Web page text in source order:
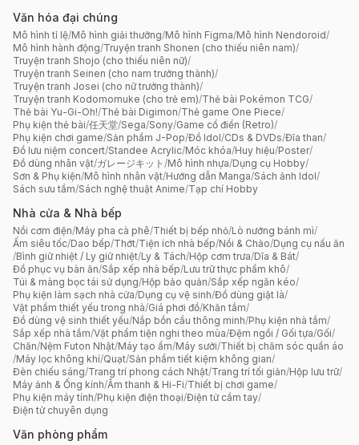
Văn hóa đại chúng
Mô hình tỉ lệ/Mô hình giải thưởng/Mô hình Figma/Mô hình Nendoroid/
Mô hình hành động/Truyện tranh Shonen (cho thiếu niên nam)/
Truyện tranh Shojo (cho thiếu niên nữ)/
Truyện tranh Seinen (cho nam trưởng thành)/
Truyện tranh Josei (cho nữ trưởng thành)/
Truyện tranh Kodomomuke (cho trẻ em)/Thẻ bài Pokémon TCG/
Thẻ bài Yu-Gi-Oh!/Thẻ bài Digimon/Thẻ game One Piece/
Phụ kiện thẻ bài/任天堂/Sega/Sony/Game cổ điển (Retro)/
Phụ kiện chơi game/Sản phẩm J-Pop/Đồ Idol/CDs & DVDs/Đĩa than/
Đồ lưu niệm concert/Standee Acrylic/Móc khóa/Huy hiệu/Poster/
Đồ dùng nhân vật/ガレージキット /Mô hình nhựa/Dụng cụ Hobby/
Sơn & Phụ kiện/Mô hình nhân vật/Hướng dẫn Manga/Sách ảnh Idol/
Sách sưu tầm/Sách nghệ thuật Anime/Tạp chí Hobby
Nhà cửa & Nhà bếp
Nồi cơm điện/Máy pha cà phê/Thiết bị bếp nhỏ/Lò nướng bánh mì/
Ấm siêu tốc/Dao bếp/Thớt/Tiện ích nhà bếp/Nồi & Chảo/Dụng cụ nấu ăn
/Bình giữ nhiệt / Ly giữ nhiệt/Ly & Tách/Hộp cơm trưa/Dĩa & Bát/
Đồ phục vụ bàn ăn/Sắp xếp nhà bếp/Lưu trữ thực phẩm khô/
Túi & màng bọc tái sử dụng/Hộp bảo quản/Sắp xếp ngăn kéo/
Phụ kiện làm sạch nhà cửa/Dụng cụ vệ sinh/Đồ dùng giặt là/
Vật phẩm thiết yếu trong nhà/Giá phơi đồ/Khăn tắm/
Đồ dùng vệ sinh thiết yếu/Nắp bồn cầu thông minh/Phụ kiện nhà tắm/
Sắp xếp nhà tắm/Vật phẩm tiện nghi theo mùa/Đệm ngồi / Gối tựa/Gối/
Chăn/Nệm Futon Nhật/Máy tạo ẩm/Máy sưởi/Thiết bị chăm sóc quần áo
/Máy lọc không khí/Quạt/Sản phẩm tiết kiệm không gian/
Đèn chiếu sáng/Trang trí phong cách Nhật/Trang trí tối giản/Hộp lưu trữ/
Máy ảnh & Ống kính/Âm thanh & Hi-Fi/Thiết bị chơi game/
Phụ kiện máy tính/Phụ kiện điện thoại/Điện tử cầm tay/
Điện tử chuyên dụng
Văn phòng phẩm